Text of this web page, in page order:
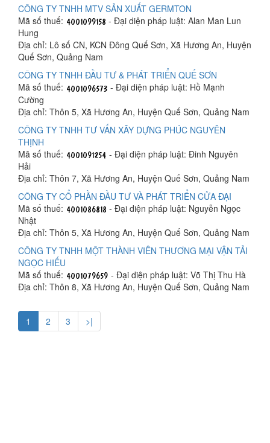
CÔNG TY TNHH MTV SẢN XUẤT GERMTON
Mã số thuế:
- Đại diện pháp luật: Alan Man Lun
Hung
Địa chỉ: Lô số CN, KCN Đông Quế Sơn, Xã Hương An, Huyện
Quế Sơn, Quảng Nam
CÔNG TY TNHH ĐẦU TƯ & PHÁT TRIỂN QUẾ SƠN
Mã số thuế:
- Đại diện pháp luật: Hồ Mạnh
Cường
Địa chỉ: Thôn 5, Xã Hương An, Huyện Quế Sơn, Quảng Nam
CÔNG TY TNHH TƯ VẤN XÂY DỰNG PHÚC NGUYÊN
THỊNH
Mã số thuế:
- Đại diện pháp luật: Đinh Nguyên
Hải
Địa chỉ: Thôn 7, Xã Hương An, Huyện Quế Sơn, Quảng Nam
CÔNG TY CỔ PHẦN ĐẦU TƯ VÀ PHÁT TRIỂN CỬA ĐẠI
Mã số thuế:
- Đại diện pháp luật: Nguyễn Ngọc
Nhật
Địa chỉ: Thôn 5, Xã Hương An, Huyện Quế Sơn, Quảng Nam
CÔNG TY TNHH MỘT THÀNH VIÊN THƯƠNG MẠI VẬN TẢI
NGỌC HIẾU
Mã số thuế:
- Đại diện pháp luật: Võ Thị Thu Hà
Địa chỉ: Thôn 8, Xã Hương An, Huyện Quế Sơn, Quảng Nam
1 2 3 >|